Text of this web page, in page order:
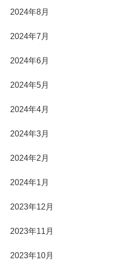
2024年8月
2024年7月
2024年6月
2024年5月
2024年4月
2024年3月
2024年2月
2024年1月
2023年12月
2023年11月
2023年10月